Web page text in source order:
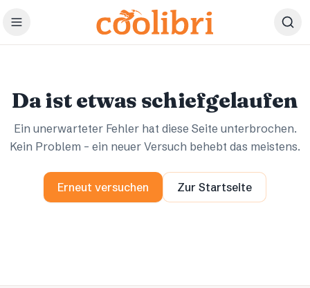
Zum Hauptinhalt springen
Da ist etwas schiefgelaufen
Ein unerwarteter Fehler hat diese Seite unterbrochen.
Kein Problem – ein neuer Versuch behebt das meistens.
Erneut versuchen Zur Startseite